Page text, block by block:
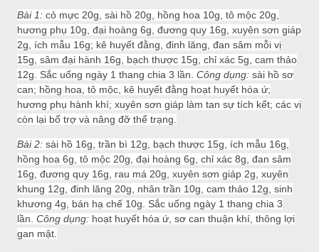
Bài 1: cỏ mực 20g, sài hồ 20g, hồng hoa 10g, tô mộc 20g,
hương phụ 10g, đại hoàng 6g, đương quy 16g, xuyên sơn giáp
2g, ích mẫu 16g; kê huyết đằng, đinh lăng, đan sâm mỗi vị
15g, sâm đại hành 16g, bạch thược 15g, chỉ xác 5g, cam thảo
12g. Sắc uống ngày 1 thang chia 3 lần. Công dụng: sài hồ sơ
can; hồng hoa, tô mộc, kê huyết đằng hoạt huyết hóa ứ;
hương phụ hành khí; xuyên sơn giáp làm tan sự tích kết; các vị
còn lại bổ trợ và nâng đỡ thể trạng.
Bài 2: sài hồ 16g, trần bì 12g, bạch thược 15g, ích mẫu 16g,
hồng hoa 6g, tô mộc 20g, đại hoàng 6g, chỉ xác 8g, đan sâm
16g, đương quy 16g, rau má 20g, xuyên sơn giáp 2g, xuyên
khung 12g, đinh lăng 20g, nhân trần 10g, cam thảo 12g, sinh
khương 4g, bán hạ chế 10g. Sắc uống ngày 1 thang chia 3
lần. Công dụng: hoạt huyết hóa ứ, sơ can thuận khí, thông lợi
gan mật.